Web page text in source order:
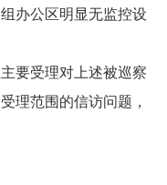
办公区明显无监控设
要受理对上述被巡察
理范围的信访问题，